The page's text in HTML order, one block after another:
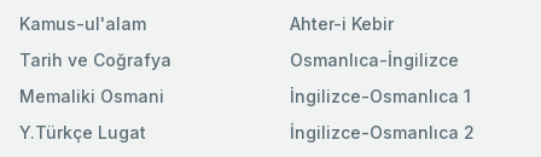
Kamus-ul'alam
Tarih ve Coğrafya
Memaliki Osmani
Y.Türkçe Lugat
Ahter-i Kebir
Osmanlıca-İngilizce
İngilizce-Osmanlıca 1
İngilizce-Osmanlıca 2